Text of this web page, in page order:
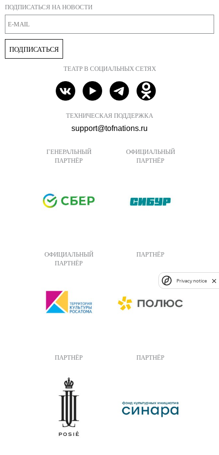
ПОДПИСАТЬСЯ НА НОВОСТИ
ПОДПИСАТЬСЯ
ТЕАТР В СОЦИАЛЬНЫХ СЕТЯХ
ТЕХНИЧЕСКАЯ ПОДДЕРЖКА
support@tofnations.ru
ГЕНЕРАЛЬНЫЙ
ПАРТНЁР
ОФИЦИАЛЬНЫЙ
ПАРТНЁР
ОФИЦИАЛЬНЫЙ
ПАРТНЁР
ПАРТНЁР
ПАРТНЁР ПАРТНЁР
Privacy notice